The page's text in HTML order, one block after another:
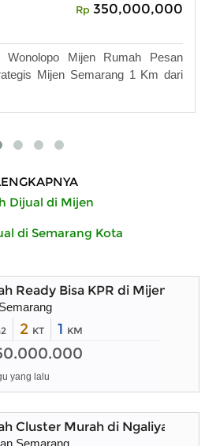
Rp 350,000,000
Wonolopo Mijen Rumah Pesan
Mijen Semarang 1 Km dari
Dijual di Mijen
di Semarang Kota
Ready Bisa KPR di Mijen
2 KT 1 KM
yang lalu
Cluster Murah di Ngaliyan
Semarang